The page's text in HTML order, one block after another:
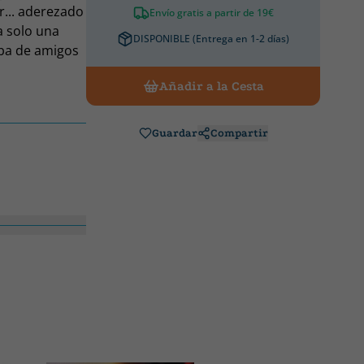
aderezado
solo una
de amigos
marido,
tranquila
te
de las
Envío gratis a partir de 19€
DISPONIBLE (Entrega en 1-2 días)
Añadir a la Cesta
Guardar Compartir